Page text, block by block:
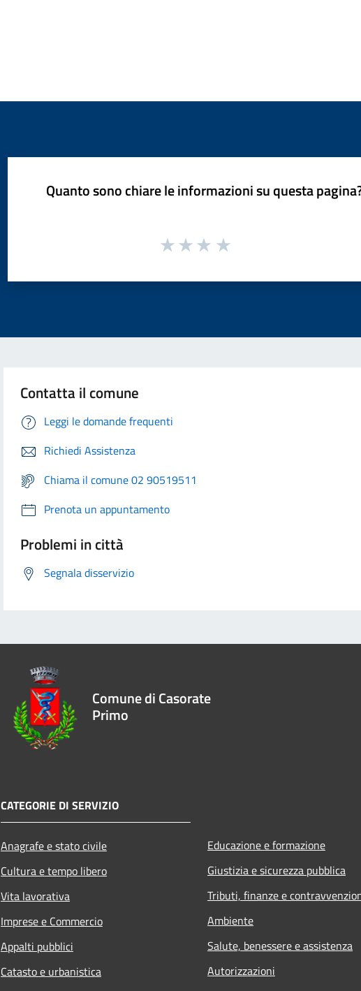
Quanto sono chiare le informazioni su questa
Contatta il comune
Leggi le domande frequenti
Richiedi Assistenza
Chiama il comune 02 90519511
Prenota un appuntamento
Problemi in città
Segnala disservizio
Comune di Casorate
Primo
CATEGORIE DI SERVIZIO
Anagrafe e stato civile
Cultura e tempo libero
Vita lavorativa
Imprese e Commercio
Appalti pubblici
Catasto e urbanistica
Educazione e formazione
Giustizia e sicurezza pubblica
Tributi, finanze e
Ambiente
Salute, benessere e assistenza
Autorizzazioni